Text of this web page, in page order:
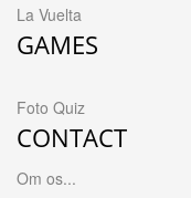
La Vuelta
GAMES
Foto Quiz
CONTACT
Om os...